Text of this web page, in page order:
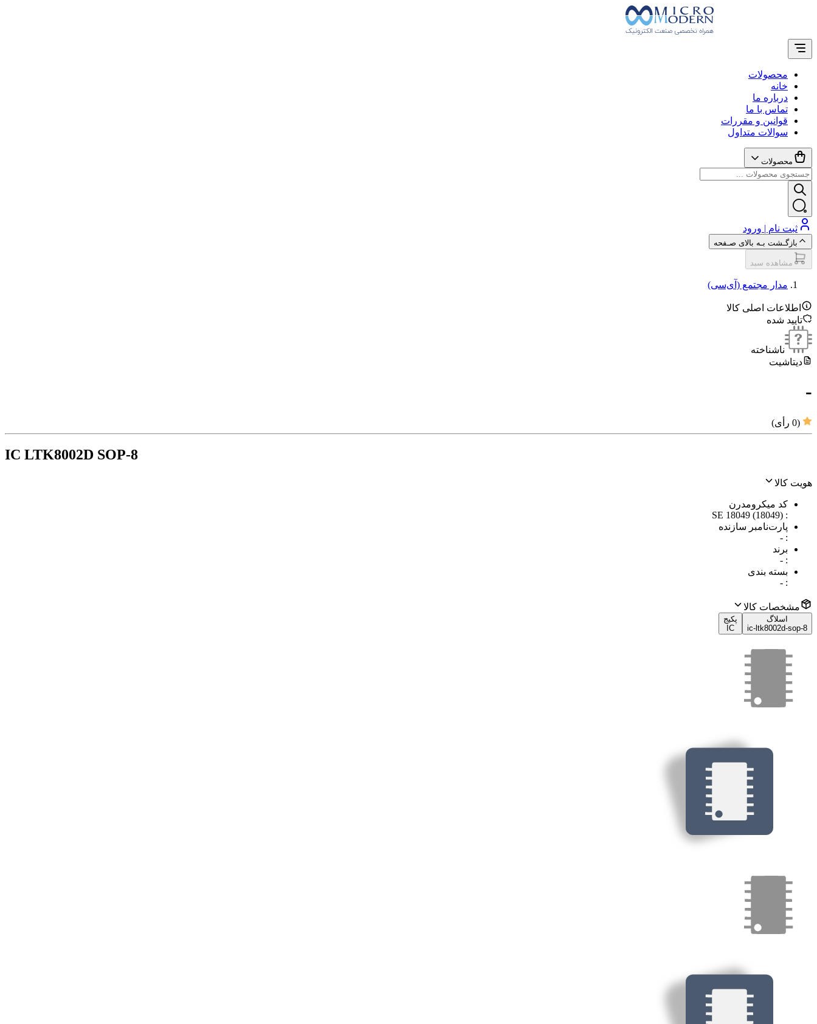
محصولات
خانه
درباره ما
تماس با ما
قوانین و مقررات
سوالات متداول
محصولات
ثبت نام | ورود
بازگـشت بـه بالای صـفحه
مشاهده سبد
مدار مجتمع (آی‌سی‌)
اطلاعات اصلی کالا
تایید شده
ناشناخته
دیتاشیت
-
(
0 رأی)
IC LTK8002D SOP-8
هویت کالا
کد میکرومدرن
:
SE 18049 (18049)
پارت‌نامبر سازنده
:
-
برند
:
-
بسته بندی
:
-
مشخصات کالا
اسلاگ
ic-ltk8002d-sop-8
پکیج
IC